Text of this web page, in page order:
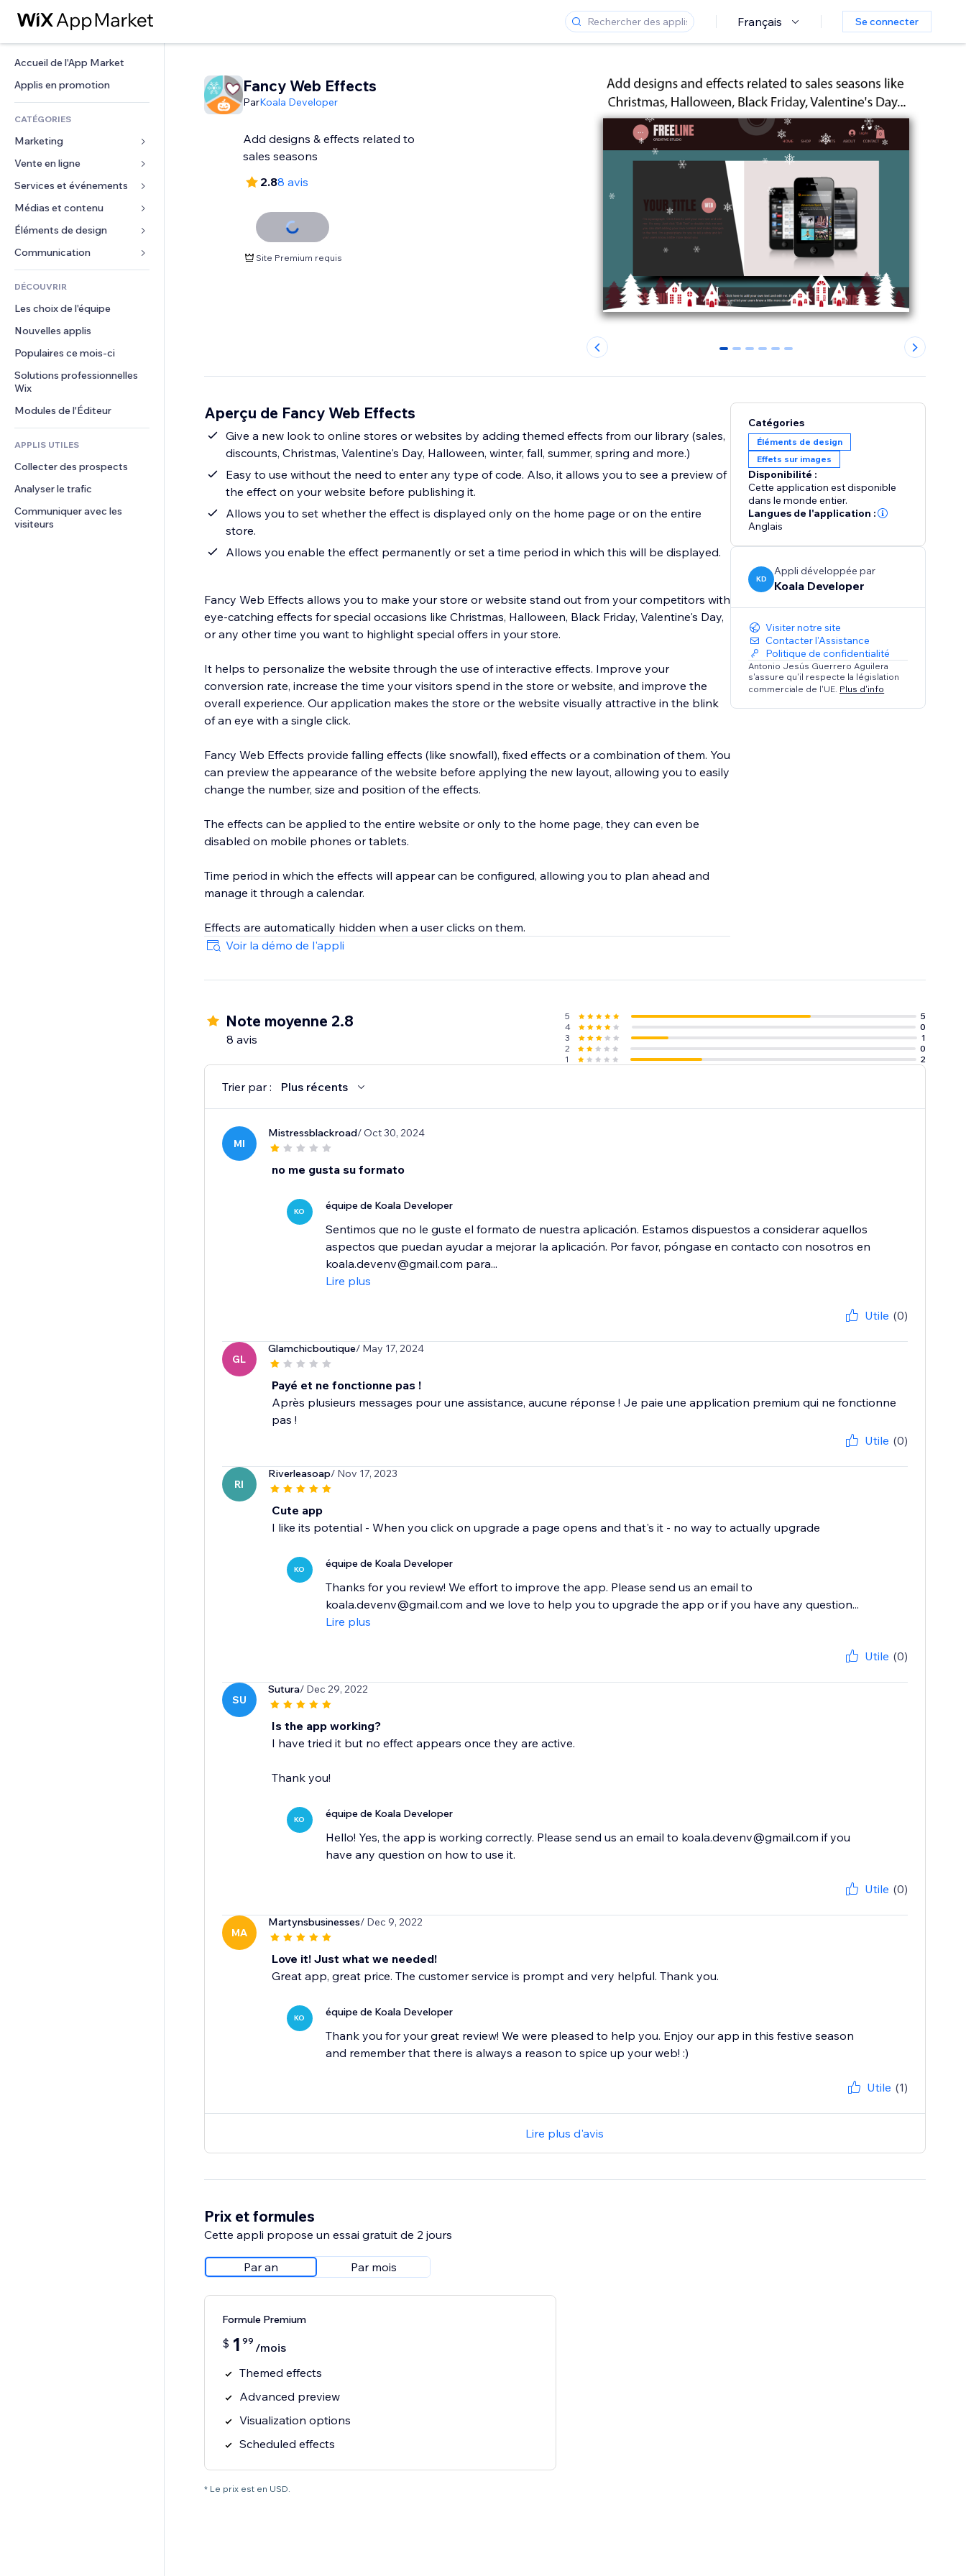
Français Se connecter
Accueil de l'App Market
Applis en promotion
CATÉGORIES
Marketing
Publicités
Mobile
Données analytiques
Réseaux sociaux
Classement de sites
E-mail
Vente en ligne
Applis pour les boutiques
Expédition et livraison
Boutons Vente
Comptabilité
Coupons et fidélisation
Solutions d'entreposage
Financement participatif
Alimentation et boissons
Services et événements
Hôtels
Événements
Restaurants
Immobilier
Réservations
Médias et contenu
Galerie
Musique
Podcasts
Photographie
Vidéo
PDF
Partage de fichiers
Actualités
Services de contenu
Effets de texte
Éléments de design
Cartes et navigation
Confidentialité
Horloge
Modèles de pages
Effets sur images
Boutons et menus
Bannières et badges
Calculateurs
Rechercher
Formulaires
Sondages
Chat
Commentaires
Téléphone
Communauté
Avis et commentaires
DÉCOUVRIR
Les choix de l'équipe
Nouvelles applis
Populaires ce mois‑ci
Solutions professionnelles
Wix
Modules de l'Éditeur
APPLIS UTILES
Collecter des prospects
Analyser le trafic
Communiquer avec les
visiteurs
Fancy Web Effects
ParKoala Developer
Add designs & effects related to
sales seasons
2.88 avis
Site Premium requis
0 1 2 3 4 5
Aperçu de Fancy Web Effects
Give a new look to online stores or websites by adding themed effects from our library (sales,
discounts, Christmas, Valentine's Day, Halloween, winter, fall, summer, spring and more.)
Easy to use without the need to enter any type of code. Also, it allows you to see a preview of
the effect on your website before publishing it.
Allows you to set whether the effect is displayed only on the home page or on the entire
store.
Allows you enable the effect permanently or set a time period in which this will be displayed.
Fancy Web Effects allows you to make your store or website stand out from your competitors with
eye-catching effects for special occasions like Christmas, Halloween, Black Friday, Valentine's Day,
or any other time you want to highlight special offers in your store.
It helps to personalize the website through the use of interactive effects. Improve your
conversion rate, increase the time your visitors spend in the store or website, and improve the
overall experience. Our application makes the store or the website visually attractive in the blink
of an eye with a single click.
Fancy Web Effects provide falling effects (like snowfall), fixed effects or a combination of them. You
can preview the appearance of the website before applying the new layout, allowing you to easily
change the number, size and position of the effects.
The effects can be applied to the entire website or only to the home page, they can even be
disabled on mobile phones or tablets.
Time period in which the effects will appear can be configured, allowing you to plan ahead and
manage it through a calendar.
Effects are automatically hidden when a user clicks on them.
Voir la démo de l'appli
Catégories
Éléments de design
Effets sur images
Disponibilité :
Cette application est disponible
dans le monde entier.
Langues de l'application :
Anglais
KD
Appli développée par
Koala Developer
Visiter notre site
Contacter l'Assistance
Politique de confidentialité
Antonio Jesús Guerrero Aguilera
s'assure qu'il respecte la législation
commerciale de l'UE. Plus d'info
Note moyenne 2.8
8 avis
5
5
4
0
3
1
2
0
1
2
Trier par : Plus récents
MI
Mistressblackroad/ Oct 30, 2024
no me gusta su formato
KO équipe de Koala Developer
Sentimos que no le guste el formato de nuestra aplicación. Estamos dispuestos a considerar aquellos
aspectos que puedan ayudar a mejorar la aplicación. Por favor, póngase en contacto con nosotros en
koala.devenv@gmail.com para...
Lire plus
Utile (0)
GL
Glamchicboutique/ May 17, 2024
Payé et ne fonctionne pas !
Après plusieurs messages pour une assistance, aucune réponse ! Je paie une application premium qui ne fonctionne
pas !
Utile (0)
RI
Riverleasoap/ Nov 17, 2023
Cute app
I like its potential - When you click on upgrade a page opens and that's it - no way to actually upgrade
KO équipe de Koala Developer
Thanks for you review! We effort to improve the app. Please send us an email to
koala.devenv@gmail.com and we love to help you to upgrade the app or if you have any question...
Lire plus
Utile (0)
SU
Sutura/ Dec 29, 2022
Is the app working?
I have tried it but no effect appears once they are active.
Thank you!
KO équipe de Koala Developer
Hello! Yes, the app is working correctly. Please send us an email to koala.devenv@gmail.com if you
have any question on how to use it.
Utile (0)
MA
Martynsbusinesses/ Dec 9, 2022
Love it! Just what we needed!
Great app, great price. The customer service is prompt and very helpful. Thank you.
KO équipe de Koala Developer
Thank you for your great review! We were pleased to help you. Enjoy our app in this festive season
and remember that there is always a reason to spice up your web! :)
Utile (1)
Lire plus d'avis
Prix et formules
Cette appli propose un essai gratuit de 2 jours
Par an Par mois
Formule Premium
$ 1 99 /mois
Themed effects
Advanced preview
Visualization options
Scheduled effects
* Le prix est en USD.